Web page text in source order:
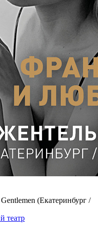
(Екатеринбург /
театр